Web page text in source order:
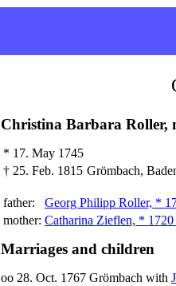
Christina Barbara Roller,
* 17. May 1745
† 25. Feb. 1815 Grömbach,
father:
Georg Philipp Roller, *
mother: Catharina Zieflen, * 1720
Marriages and children
oo 28. Oct. 1767 Grömbach with